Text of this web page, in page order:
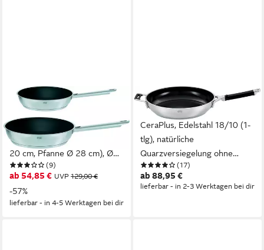
RÖSLE
Pfannen-Set ELEGANCE
Keramik ProCera, Edelstahl
18/10 (Set, 2-tlg., Pfanne Ø
20 cm, Pfanne Ø 28 cm), Ø
20/28 cm,
spülmaschinengeeignet,
Induktion
(9)
ab 54,85 € UVP 129,00 €
-57%
lieferbar - in 4-5 Werktagen bei dir
RÖSLE
Bratpfanne SILENCE PRO
CeraPlus, Edelstahl 18/10 (1-
tlg), natürliche
Quarzversiegelung ohne
PTFE/PFAS, Induktion
(17)
ab 88,95 €
lieferbar - in 2-3 Werktagen bei dir